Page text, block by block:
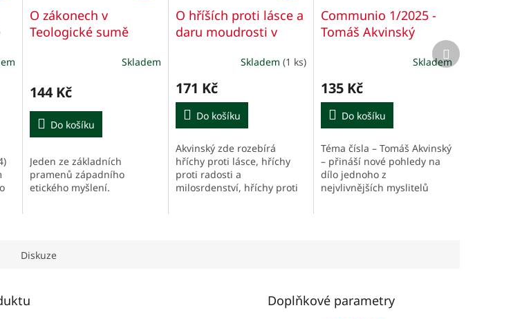
O zákonech v
Teologické sumě
Skladem
144 Kč
Do košíku
Jeden ze základních
pramenů západního
etického myšlení.
O hříších proti lásce a
daru moudrosti v
Skladem(1 ks)
171 Kč
Do košíku
Akvinský zde rozebírá
hříchy proti lásce, hříchy
proti radosti a
milosrdenství, hříchy proti
Communio 1/2025 -
Tomáš Akvinský
Mezinárodní katolická
Skladem
135 Kč
Do košíku
Téma čísla – Tomáš Akvinský
– přináší nové pohledy na
dílo jednoho z
nejvlivnějších myslitelů
Další
produkt
Diskuze
Doplňkové parametry